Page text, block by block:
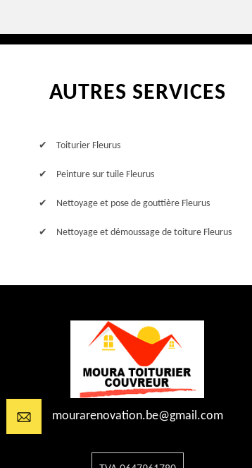
AUTRES SERVICES
Toiturier Fleurus
Peinture sur tuile Fleurus
Nettoyage et pose de gouttière Fleurus
Nettoyage et démoussage de toiture Fleurus
mourarenovation.be@gmail.com